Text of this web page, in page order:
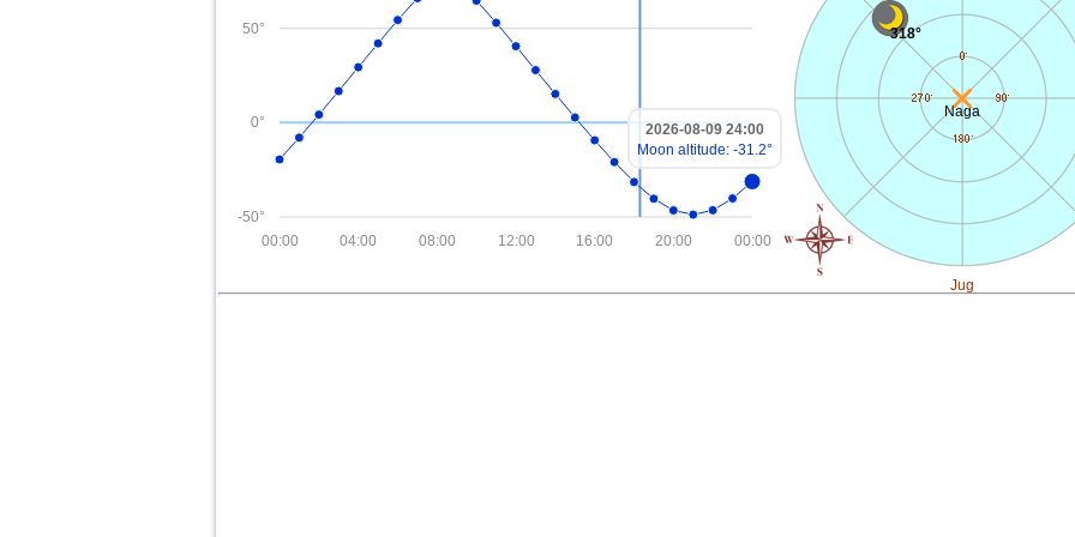
-50°
0°
50°
00:00
20:00
16:00
12:00
08:00
04:00
00:00
2026-08-09 24:00
Moon altitude: -31.2°
Naga
318°
Jug